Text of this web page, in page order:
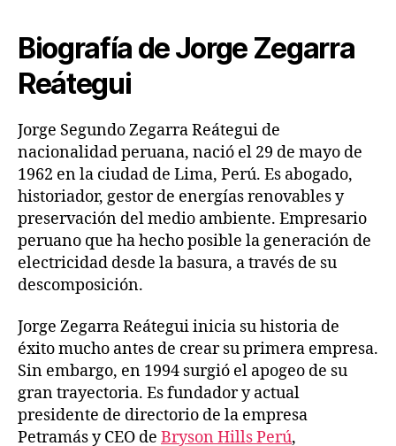
Biografía de Jorge Zegarra
Reátegui
Jorge Segundo Zegarra Reátegui de
nacionalidad peruana, nació el 29 de mayo de
1962 en la ciudad de Lima, Perú. Es abogado,
historiador, gestor de energías renovables y
preservación del medio ambiente. Empresario
peruano que ha hecho posible la generación de
electricidad desde la basura, a través de su
descomposición.
Jorge Zegarra Reátegui inicia su historia de
éxito mucho antes de crear su primera empresa.
Sin embargo, en 1994 surgió el apogeo de su
gran trayectoria. Es fundador y actual
presidente de directorio de la empresa
Petramás y CEO de Bryson Hills Perú,